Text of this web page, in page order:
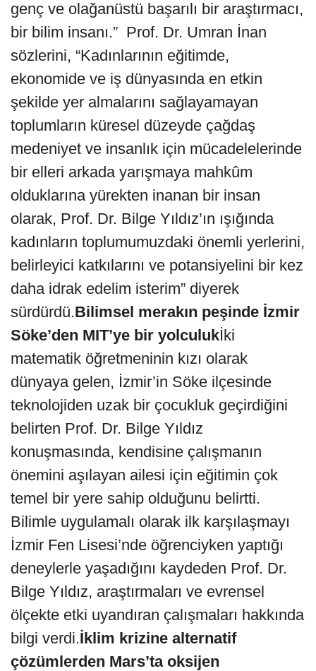
genç ve olağanüstü başarılı bir araştırmacı,
bir bilim insanı.” Prof. Dr. Umran İnan
sözlerini, “Kadınlarının eğitimde,
ekonomide ve iş dünyasında en etkin
şekilde yer almalarını sağlayamayan
toplumların küresel düzeyde çağdaş
medeniyet ve insanlık için mücadelelerinde
bir elleri arkada yarışmaya mahkûm
olduklarına yürekten inanan bir insan
olarak, Prof. Dr. Bilge Yıldız’ın ışığında
kadınların toplumumuzdaki önemli yerlerini,
belirleyici katkılarını ve potansiyelini bir kez
daha idrak edelim isterim” diyerek
sürdürdü.Bilimsel merakın peşinde İzmir
Söke’den MIT’ye bir yolculukİki
matematik öğretmeninin kızı olarak
dünyaya gelen, İzmir’in Söke ilçesinde
teknolojiden uzak bir çocukluk geçirdiğini
belirten Prof. Dr. Bilge Yıldız
konuşmasında, kendisine çalışmanın
önemini aşılayan ailesi için eğitimin çok
temel bir yere sahip olduğunu belirtti.
Bilimle uygulamalı olarak ilk karşılaşmayı
İzmir Fen Lisesi’nde öğrenciyken yaptığı
deneylerle yaşadığını kaydeden Prof. Dr.
Bilge Yıldız, araştırmaları ve evrensel
ölçekte etki uyandıran çalışmaları hakkında
bilgi verdi.İklim krizine alternatif
çözümlerden Mars’ta oksijen